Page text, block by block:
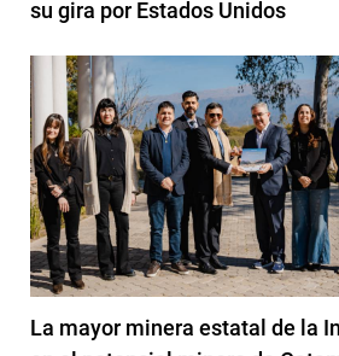
su gira por Estados Unidos
La mayor minera estatal de la